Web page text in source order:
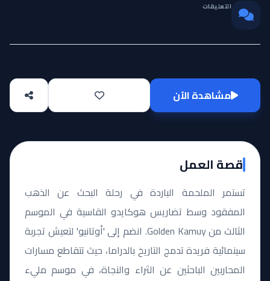
التعليقات
مشاهدة الآن
قصة العمل
تستمر الملحمة الباردة في رحلة البحث عن الذهب
المفقود وسط تضاريس هوكايدو القاسية في الموسم
الثالث من Golden Kamuy. انضم إلى 'أوتانيو' لتعيش تجربة
سينمائية فريدة تدمج التاريخ بالدراما، حيث تتقاطع مسارات
المحاربين الباحثين عن الثراء والنجاة، في موسم مليء